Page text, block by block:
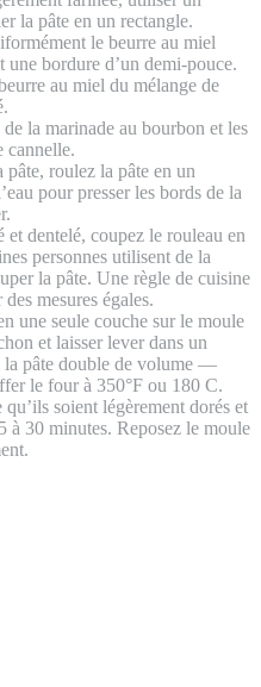
la pâte en un rectangle.
le beurre au miel
une bordure d’un demi-pouce.
au miel du mélange de
la marinade au bourbon et les
cannelle.
roulez la pâte en un
pour presser les bords de la
et dentelé, coupez le rouleau en
personnes utilisent de la
la pâte. Une règle de cuisine
mesures égales.
une seule couche sur le moule
et laisser lever dans un
la pâte double de volume —
le four à 350°F ou 180 C.
soient légèrement dorés et
à 30 minutes. Reposez le moule